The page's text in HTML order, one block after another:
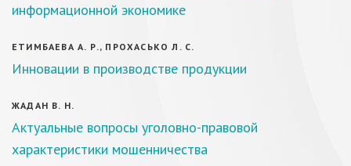
информационной экономике
ЕТИМБАЕВА А. Р., ПРОХАСЬКО Л. С.
Инновации в производстве продукции
ЖАДАН В. Н.
Актуальные вопросы уголовно-правовой
характеристики мошенничества